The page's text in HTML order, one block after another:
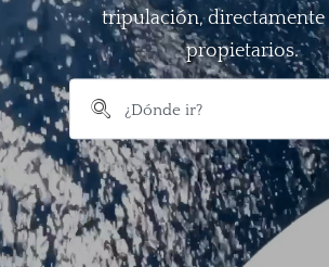
tripulación, directamente
propietarios.
```